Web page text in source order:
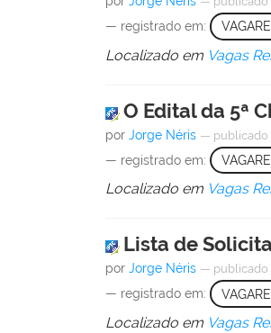
— registrado em:
Localizado em Vagas
O Edital da 5ª
porJorge Néris — publicado
— registrado em:
Localizado em Vagas
Lista de
porJorge Néris — publicado
— registrado em:
Localizado em Vagas